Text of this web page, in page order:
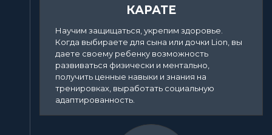
КАРАТЕ
Научим защищаться, укрепим здоровье.
Когда выбираете для сына или дочки Lion, вы
даете своему ребенку возможность
развиваться физически и ментально,
получить ценные навыки и знания на
тренировках, выработать социальную
адаптированность.